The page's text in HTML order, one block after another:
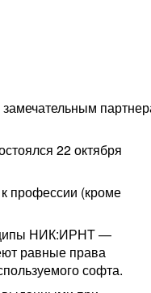
22 октября
профессии (кроме
НИК:ИРНТ —
равные права
софта.